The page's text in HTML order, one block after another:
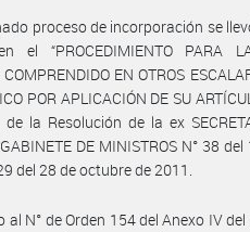
proceso de incorporación se
el “PROCEDIMIENTO PARA
EN OTROS
POR APLICACIÓN DE SU
la Resolución de la ex
DE MINISTROS N° 38
del 28 de octubre de 2011.
al N° de Orden 154 del Anexo IV